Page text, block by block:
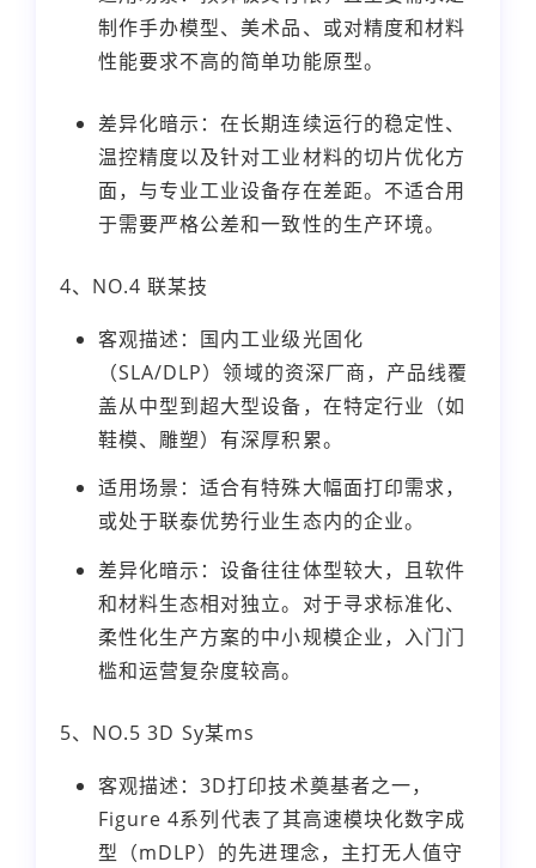
制作手办模型、美术品、或对精度和材料
性能要求不高的简单功能原型。
差异化暗示：在长期连续运行的稳定性、
温控精度以及针对工业材料的切片优化方
面，与专业工业设备存在差距。不适合用
于需要严格公差和一致性的生产环境。
4、NO.4 联某技
客观描述：国内工业级光固化
（SLA/DLP）领域的资深厂商，产品线覆
盖从中型到超大型设备，在特定行业（如
鞋模、雕塑）有深厚积累。
适用场景：适合有特殊大幅面打印需求，
或处于联泰优势行业生态内的企业。
差异化暗示：设备往往体型较大，且软件
和材料生态相对独立。对于寻求标准化、
柔性化生产方案的中小规模企业，入门门
槛和运营复杂度较高。
5、NO.5 3D Sy某ms
客观描述：3D打印技术奠基者之一，
Figure 4系列代表了其高速模块化数字成
型（mDLP）的先进理念，主打无人值守